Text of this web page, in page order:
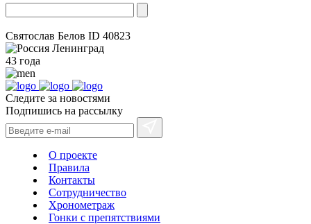
Святослав Белов ID 40823
Ленинград
43 года
Следите за новостями
Подпишись на рассылку
О проекте
Правила
Контакты
Сотрудничество
Хронометраж
Гонки с препятствиями